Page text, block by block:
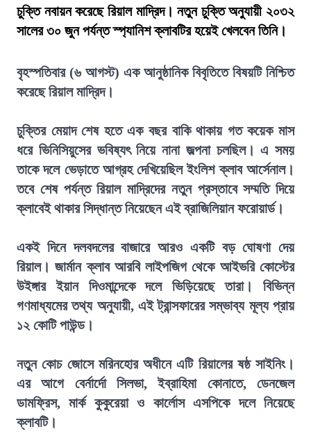
চুক্তি নবায়ন করেছে রিয়াল মাদ্রিদ। নতুন চুক্তি অনুযায়ী ২০৩২
সালের ৩০ জুন পর্যন্ত স্প্যানিশ ক্লাবটির হয়েই খেলবেন তিনি।
বৃহস্পতিবার (৬ আগস্ট) এক আনুষ্ঠানিক বিবৃতিতে বিষয়টি নিশ্চিত
করেছে রিয়াল মাদ্রিদ।
চুক্তির মেয়াদ শেষ হতে এক বছর বাকি থাকায় গত কয়েক মাস
ধরে ভিনিসিয়ুসের ভবিষ্যৎ নিয়ে নানা জল্পনা চলছিল। এ সময়
তাকে দলে ভেড়াতে আগ্রহ দেখিয়েছিল ইংলিশ ক্লাব আর্সেনাল।
তবে শেষ পর্যন্ত রিয়াল মাদ্রিদের নতুন প্রস্তাবে সম্মতি দিয়ে
ক্লাবেই থাকার সিদ্ধান্ত নিয়েছেন এই ব্রাজিলিয়ান ফরোয়ার্ড।
একই দিনে দলবদলের বাজারে আরও একটি বড় ঘোষণা দেয়
রিয়াল। জার্মান ক্লাব আরবি লাইপজিগ থেকে আইভরি কোস্টের
উইঙ্গার ইয়ান দিওমান্দেকে দলে ভিড়িয়েছে তারা। বিভিন্ন
গণমাধ্যমের তথ্য অনুযায়ী, এই ট্রান্সফারের সম্ভাব্য মূল্য প্রায়
১২ কোটি পাউন্ড।
নতুন কোচ জোসে মরিনহোর অধীনে এটি রিয়ালের ষষ্ঠ সাইনিং।
এর আগে বের্নার্দো সিলভা, ইব্রাহিমা কোনাতে, ডেনজেল
ডামফ্রিস, মার্ক কুকুরেয়া ও কার্লোস এসপিকে দলে নিয়েছে
ক্লাবটি।